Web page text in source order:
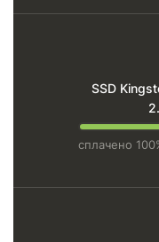
SSD
сплачено